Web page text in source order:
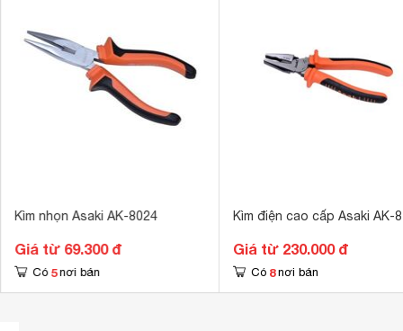
Kìm nhọn Asaki AK-8024
Giá từ 69.300 đ
Có 5 nơi bán
Kìm điện cao cấp Asaki AK-
Giá từ 230.000 đ
Có 8 nơi bán